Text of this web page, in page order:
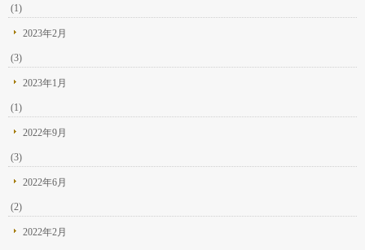
(1)
2023年2月
(3)
2023年1月
(1)
2022年9月
(3)
2022年6月
(2)
2022年2月